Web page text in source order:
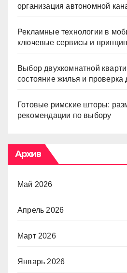
организация автономной
Рекламные технологии в
ключевые сервисы и
Выбор двухкомнатной
состояние жилья и проверка
Готовые римские шторы:
рекомендации по выбору
Архив
Май 2026
Апрель 2026
Март 2026
Январь 2026